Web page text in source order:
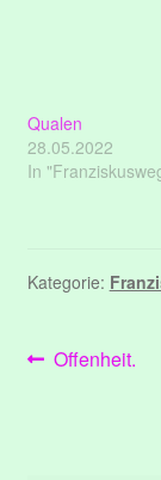
Qualen
28.05.2022
In
Kategorie:
Vorheriger
Offenheit.